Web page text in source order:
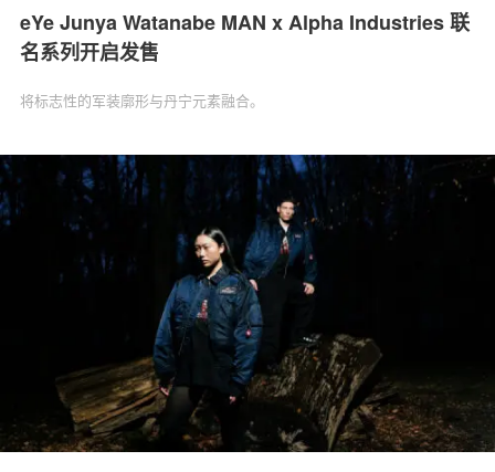
eYe Junya Watanabe MAN x Alpha Industries 联
名系列开启发售
将标志性的军装廓形与丹宁元素融合。